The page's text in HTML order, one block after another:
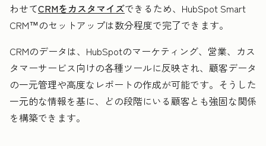
わせてCRMをカスタマイズできるため、HubSpot Smart
CRM™のセットアップは数分程度で完了できます。
CRMのデータは、HubSpotのマーケティング、営業、カス
タマーサービス向けの各種ツールに反映され、顧客データ
の一元管理や高度なレポートの作成が可能です。そうした
一元的な情報を基に、どの段階にいる顧客とも強固な関係
を構築できます。